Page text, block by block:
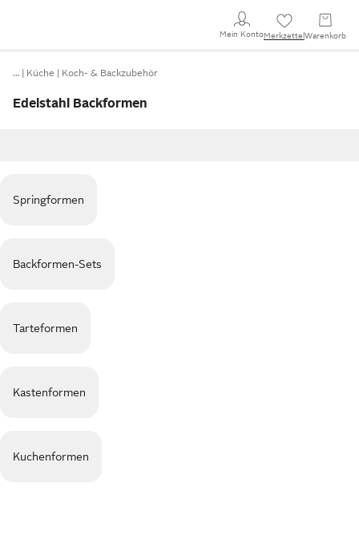
Mein KontoMerkzettel Warenkorb
… Küche Koch- & Backzubehör
Edelstahl Backformen
Springformen
Backformen-Sets
Tarteformen
Kastenformen
Kuchenformen